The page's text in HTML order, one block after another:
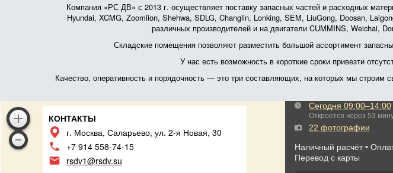
Компания «РС ДВ» с 2013 г. осуществляет поставку запасных частей и расходных
Hyundai, XCMG, Zoomlion, Shehwa, SDLG, Changlin, Lonking, SEM, LiuGong, Doosan,
различных производителей и на двигатели CUMMINS, Weichai,
Складские помещения позволяют разместить большой ассортимент
У нас есть возможность в короткие сроки привезти
Качество, оперативность и порядочность — это три составляющих, на которых мы
КОНТАКТЫ
г. Москва, Саларьево, ул. 2-я Новая, 30
+7 914 558-74-15
rsdv1@rsdv.su